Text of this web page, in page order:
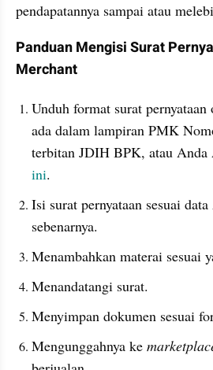
pendapatannya sampai atau
Panduan Mengisi Surat
Merchant
Unduh format surat pernyataan
ada dalam lampiran PMK
terbitan JDIH BPK, atau Anda
ini.
Isi surat pernyataan sesuai
sebenarnya.
Menambahkan materai sesuai
Menandatangi surat.
Menyimpan dokumen sesuai
Mengunggahnya ke